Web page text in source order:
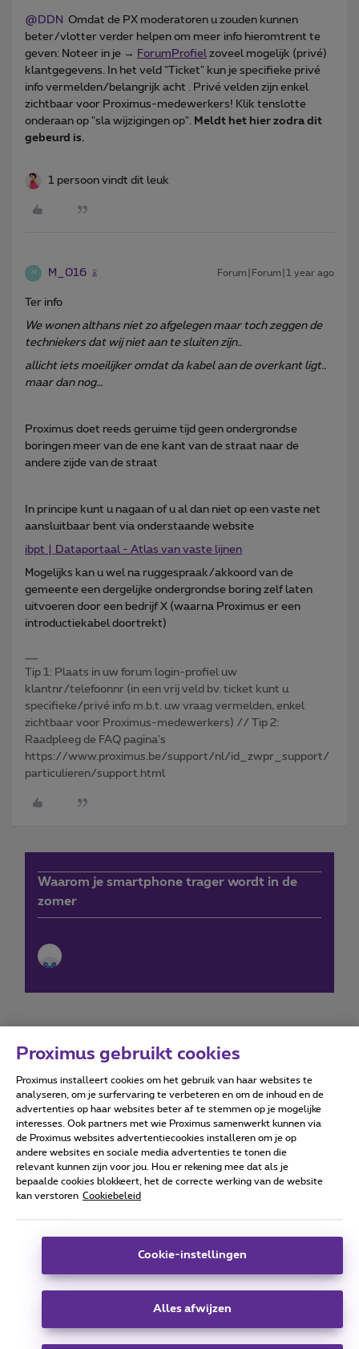
@DDN Omdat de PX moderatoren u zouden kunnen
beter/vlotter verder helpen om meer info hieromtrent te
geven: Noteer in je → ForumProfiel zoveel mogelijk (privé)
klantgegevens. In het veld "Ticket" kun je specifieke privé
info vermelden/belangrijk acht . Privé velden zijn enkel
zichtbaar voor Proximus-medewerkers! Klik tenslotte
onderaan op "sla wijzigingen op".
Meldt het hier zodra dit
gebeurd is.
1 persoon vindt dit leuk
M M_016 Forum|Forum|1 year ago
Ter info
We wonen althans niet zo afgelegen maar toch zeggen de
techniekers dat wij niet aan te sluiten zijn..
allicht iets moeilijker omdat da kabel aan de overkant ligt..
maar dan nog…
Proximus doet reeds geruime tijd geen ondergrondse
boringen meer van de ene kant van de straat naar de
andere zijde van de straat
In principe kunt u nagaan of u al dan niet op een vaste net
aansluitbaar bent via onderstaande website
ibpt | Dataportaal - Atlas van vaste lijnen
Mogelijks kan u wel na ruggespraak/akkoord van de
gemeente een dergelijke ondergrondse boring zelf laten
uitvoeren door een bedrijf X (waarna Proximus er een
introductiekabel doortrekt)
Tip 1: Plaats in uw forum login-profiel uw
klantnr/telefoonnr (in een vrij veld bv. ticket kunt u
specifieke/privé info m.b.t. uw vraag vermelden, enkel
zichtbaar voor Proximus-medewerkers) // Tip 2:
Raadpleeg de FAQ pagina's
https://www.proximus.be/support/nl/id_zwpr_support/
particulieren/support.html
Waarom je smartphone trager wordt in de
zomer
Forumvoorwaarden Accessibility statement
Alle rechten voorbehouden. © Proximus
Algemene voorwaarden, consumenteninfo
Deze website is gecreëerd en wordt beheerd conform het
Koning Albert II-laan 27 - B-1030 Brussel.
Carrier & Wholesale Solutions
Proximus gebruikt cookies
Proximus installeert cookies om het gebruik van haar websites te
analyseren, om je surfervaring te verbeteren en om de inhoud en de
advertenties op haar websites beter af te stemmen op je mogelijke
interesses. Ook partners met wie Proximus samenwerkt kunnen via
de Proximus websites advertentiecookies installeren om je op
andere websites en sociale media advertenties te tonen die
relevant kunnen zijn voor jou. Hou er rekening mee dat als je
bepaalde cookies blokkeert, het de correcte werking van de website
kan verstoren Cookiebeleid
Cookie-instellingen
Alles afwijzen